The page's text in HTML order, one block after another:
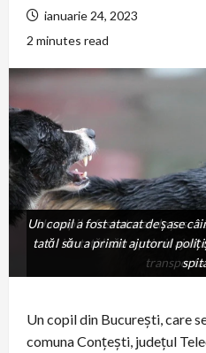
ianuarie 24, 2023
2 minutes read
Un copil a fost atacat de șase
iar tatăl său a primit
transporta
Un copil a fost atacat de șase
tatăl său a primit ajutorul
Un copil din București, care
comuna Conțești, județul